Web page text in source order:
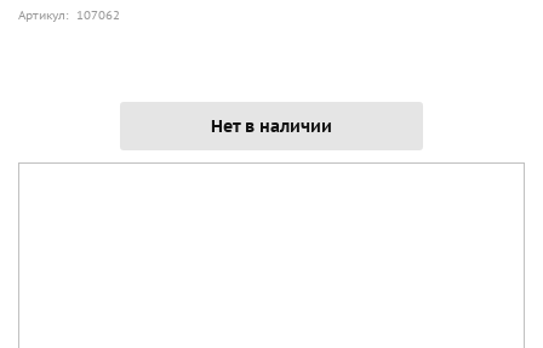
Артикул: 107062
Нет в наличии